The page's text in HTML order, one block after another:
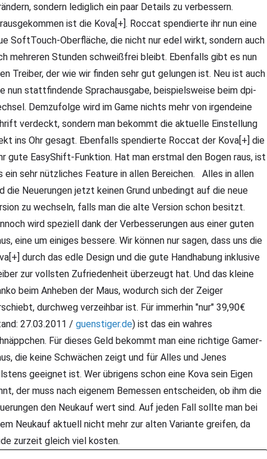
sondern lediglich ein paar Details zu verbessern.
ist die Kova[+]. Roccat spendierte ihr nun eine
SoftTouch-Oberfläche, die nicht nur edel wirkt, sondern auch
mehreren Stunden schweißfrei bleibt. Ebenfalls gibt es nun
Treiber, der wie wir finden sehr gut gelungen ist. Neu ist auch
nun stattfindende Sprachausgabe, beispielsweise beim dpi-
Demzufolge wird im Game nichts mehr von irgendeine
verdeckt, sondern man bekommt die aktuelle Einstellung
ins Ohr gesagt. Ebenfalls spendierte Roccat der Kova[+] die
gute EasyShift-Funktion. Hat man erstmal den Bogen raus, ist
ein sehr nützliches Feature in allen Bereichen. Alles in allen
die Neuerungen jetzt keinen Grund unbedingt auf die neue
zu wechseln, falls man die alte Version schon besitzt.
wird speziell dank der Verbesserungen aus einer guten
eine um einiges bessere. Wir können nur sagen, dass uns die
durch das edle Design und die gute Handhabung inklusive
zur vollsten Zufriedenheit überzeugt hat. Und das kleine
beim Anheben der Maus, wodurch sich der Zeiger
durchweg verzeihbar ist. Für immerhin "nur" 39,90€
27.03.2011 / guenstiger.de) ist das ein wahres
Für dieses Geld bekommt man eine richtige Gamer-
die keine Schwächen zeigt und für Alles und Jenes
geeignet ist. Wer übrigens schon eine Kova sein Eigen
der muss nach eigenem Bemessen entscheiden, ob ihm die
den Neukauf wert sind. Auf jeden Fall sollte man bei
Neukauf aktuell nicht mehr zur alten Variante greifen, da
zurzeit gleich viel kosten.